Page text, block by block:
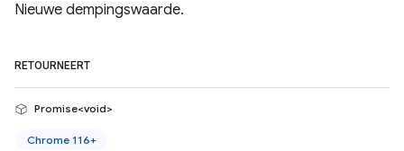
Nieuwe dempingswaarde.
RETOURNEERT
Promise<void>
Chrome 116+